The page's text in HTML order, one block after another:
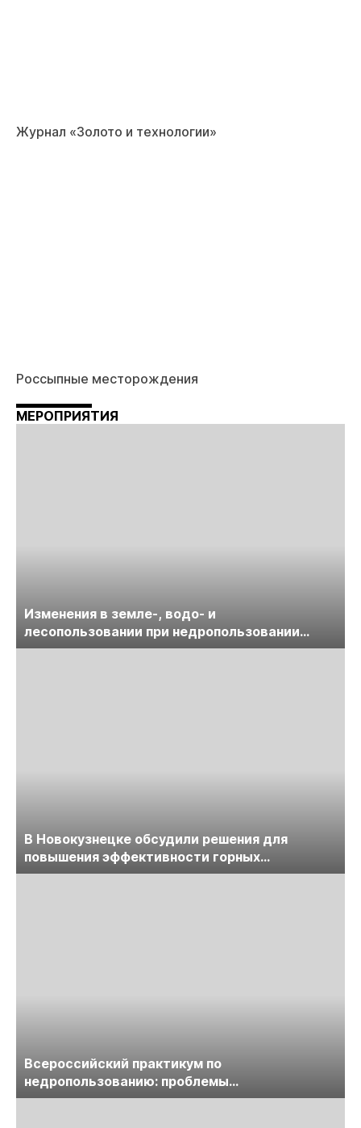
Журнал «Золото и технологии»
Россыпные месторождения
МЕРОПРИЯТИЯ
Изменения в земле-, водо- и
лесопользовании при недропользовании
обсудят на семинаре «ПравоТЭК»
В Новокузнецке обсудили решения для
повышения эффективности горных
предприятий
Всероссийский практикум по
недропользованию: проблемы
лицензирования, цифровизации, экспертизы